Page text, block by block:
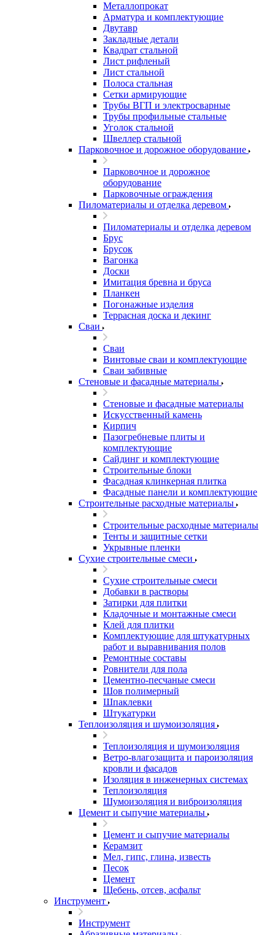
Металлопрокат
Арматура и комплектующие
Двутавр
Закладные детали
Квадрат стальной
Лист рифленый
Лист стальной
Полоса стальная
Сетки армирующие
Трубы ВГП и электросварные
Трубы профильные стальные
Уголок стальной
Швеллер стальной
Парковочное и дорожное оборудование
Парковочное и дорожное
оборудование
Парковочные ограждения
Пиломатериалы и отделка деревом
Пиломатериалы и отделка деревом
Брус
Брусок
Вагонка
Доски
Имитация бревна и бруса
Планкен
Погонажные изделия
Террасная доска и декинг
Сваи
Сваи
Винтовые сваи и комплектующие
Сваи забивные
Стеновые и фасадные материалы
Стеновые и фасадные материалы
Искусственный камень
Кирпич
Пазогребневые плиты и
комплектующие
Сайдинг и комплектующие
Строительные блоки
Фасадная клинкерная плитка
Фасадные панели и комплектующие
Строительные расходные материалы
Строительные расходные материалы
Тенты и защитные сетки
Укрывные пленки
Сухие строительные смеси
Сухие строительные смеси
Добавки в растворы
Затирки для плитки
Кладочные и монтажные смеси
Клей для плитки
Комплектующие для штукатурных
работ и выравнивания полов
Ремонтные составы
Ровнители для пола
Цементно-песчаные смеси
Шов полимерный
Шпаклевки
Штукатурки
Теплоизоляция и шумоизоляция
Теплоизоляция и шумоизоляция
Ветро-влагозащита и пароизоляция
кровли и фасадов
Изоляция в инженерных системах
Теплоизоляция
Шумоизоляция и виброизоляция
Цемент и сыпучие материалы
Цемент и сыпучие материалы
Керамзит
Мел, гипс, глина, известь
Песок
Цемент
Щебень, отсев, асфальт
Инструмент
Инструмент